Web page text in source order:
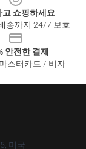
고 쇼핑하세요
송까지 24/7 보호
안전한 결제
스터카드 / 비자
미국